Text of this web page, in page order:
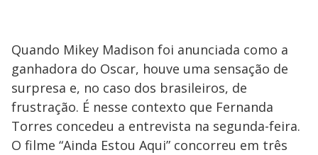
Quando Mikey Madison foi anunciada como a
ganhadora do Oscar, houve uma sensação de
surpresa e, no caso dos brasileiros, de
frustração. É nesse contexto que Fernanda
Torres concedeu a entrevista na segunda-feira.
O filme “Ainda Estou Aqui” concorreu em três